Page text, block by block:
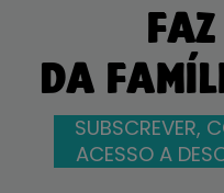
DA
SUBSCREVER,
ACESSO A